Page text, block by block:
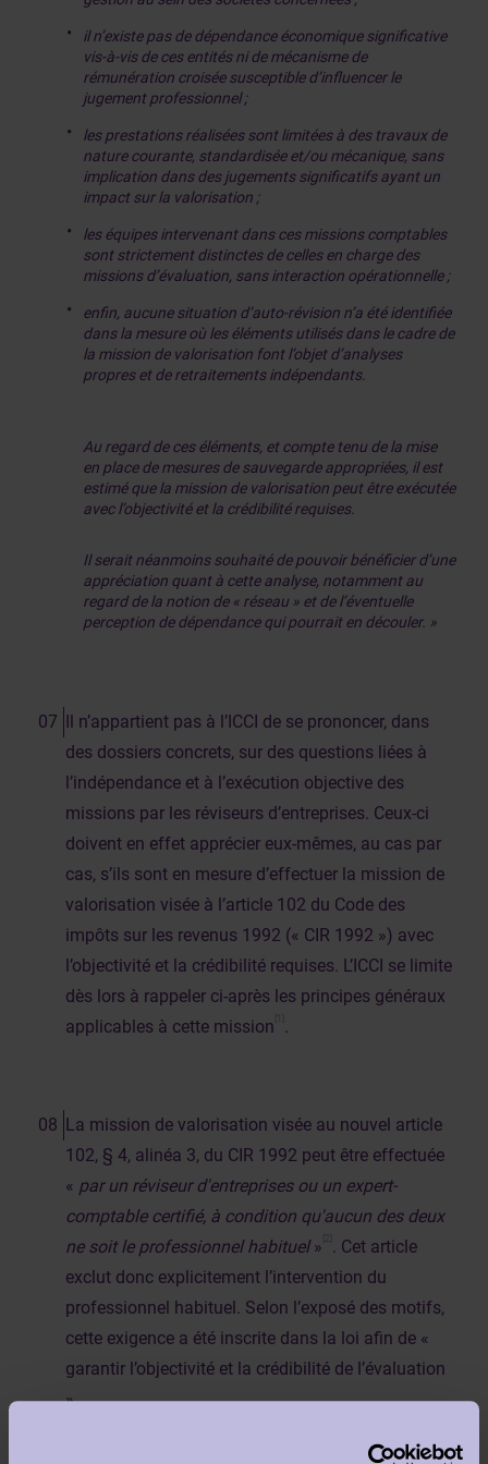
il n’existe pas de dépendance économique significative
vis-à-vis de ces entités ni de mécanisme de
rémunération croisée susceptible d’influencer le
jugement professionnel ;
les prestations réalisées sont limitées à des travaux de
nature courante, standardisée et/ou mécanique, sans
implication dans des jugements significatifs ayant un
impact sur la valorisation ;
les équipes intervenant dans ces missions comptables
sont strictement distinctes de celles en charge des
missions d’évaluation, sans interaction opérationnelle ;
enfin, aucune situation d’auto-révision n’a été identifiée
dans la mesure où les éléments utilisés dans le cadre de
la mission de valorisation font l’objet d’analyses
propres et de retraitements indépendants.
Au regard de ces éléments, et compte tenu de la mise
en place de mesures de sauvegarde appropriées, il est
estimé que la mission de valorisation peut être exécutée
avec l’objectivité et la crédibilité requises.
Il serait néanmoins souhaité de pouvoir bénéficier d’une
appréciation quant à cette analyse, notamment au
regard de la notion de « réseau » et de l’éventuelle
perception de dépendance qui pourrait en découler. »
Il n’appartient pas à l’ICCI de se prononcer, dans
des dossiers concrets, sur des questions liées à
l’indépendance et à l’exécution objective des
missions par les réviseurs d’entreprises. Ceux-ci
doivent en effet apprécier eux-mêmes, au cas par
cas, s’ils sont en mesure d’effectuer la mission de
valorisation visée à l’article 102 du Code des
impôts sur les revenus 1992 (« CIR 1992 ») avec
l’objectivité et la crédibilité requises. L’ICCI se limite
dès lors à rappeler ci-après les principes généraux
applicables à cette mission .
La mission de valorisation visée au nouvel article
102, § 4, alinéa 3, du CIR 1992 peut être effectuée
« par un réviseur d'entreprises ou un expert-
comptable certifié, à condition qu'aucun des deux
ne soit le professionnel habituel» [2] . Cet article
exclut donc explicitement l’intervention du
professionnel habituel. Selon l’exposé des motifs,
cette exigence a été inscrite dans la loi afin de «
garantir l’objectivité et la crédibilité de l’évaluation
».